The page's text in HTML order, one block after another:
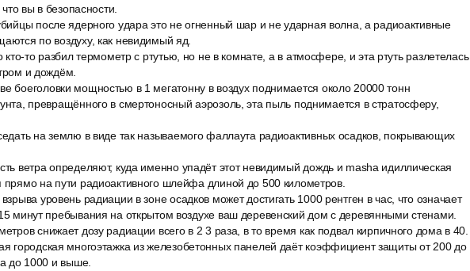
вы в безопасности.
после ядерного удара это не огненный шар и не ударная волна, а радиоактивные
по воздуху, как невидимый яд.
кто-то разбил термометр с ртутью, но не в комнате, а в атмосфере, и эта ртуть разлетелась
и дождём.
боеголовки мощностью в 1 мегатонну в воздух поднимается около 20000 тонн
превращённого в смертоносный аэрозоль, эта пыль поднимается в стратосферу,
на землю в виде так называемого фаллаута радиоактивных осадков, покрывающих
ветра определяют, куда именно упадёт этот невидимый дождь и masha идиллическая
прямо на пути радиоактивного шлейфа длиной до 500 километров.
уровень радиации в зоне осадков может достигать 1000 рентген в час, что означает
минут пребывания на открытом воздухе ваш деревенский дом с деревянными стенами.
снижает дозу радиации всего в 2 3 раза, в то время как подвал кирпичного дома в 40.
городская многоэтажка из железобетонных панелей даёт коэффициент защиты от 200 до
до 1000 и выше.